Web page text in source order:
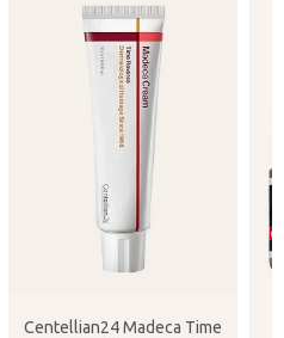
Centellian24 Madeca Time